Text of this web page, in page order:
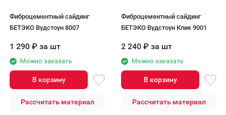
Фиброцементный сайдинг
БЕТЭКО Вудстоун 8007
1 290 ₽ за шт
Можно заказать
В корзину
Рассчитать материал
Фиброцементный сайдинг
БЕТЭКО Вудстоун Клик 9001
2 240 ₽ за шт
Можно заказать
В корзину
Рассчитать материал